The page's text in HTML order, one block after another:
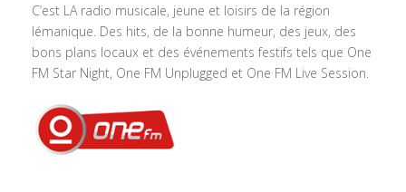
C’est LA radio musicale, jeune et loisirs de la région
lémanique. Des hits, de la bonne humeur, des jeux, des
bons plans locaux et des événements festifs tels que One
FM Star Night, One FM Unplugged et One FM Live Session.